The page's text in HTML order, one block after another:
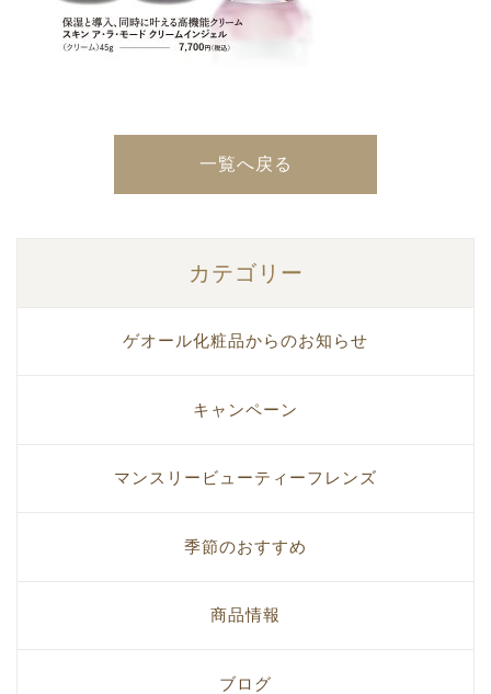
一覧へ戻る
カテゴリー
ゲオール化粧品からのお知らせ
キャンペーン
マンスリービューティーフレンズ
季節のおすすめ
商品情報
ブログ